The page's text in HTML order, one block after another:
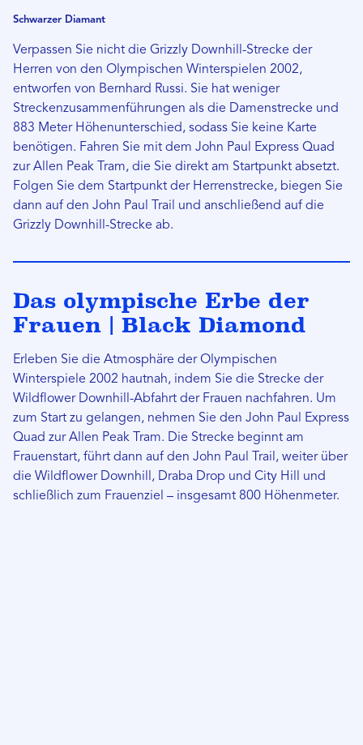
Schwarzer Diamant
Verpassen Sie nicht die Grizzly Downhill-Strecke der
Herren von den Olympischen Winterspielen 2002,
entworfen von Bernhard Russi. Sie hat weniger
Streckenzusammenführungen als die Damenstrecke und
883 Meter Höhenunterschied, sodass Sie keine Karte
benötigen. Fahren Sie mit dem John Paul Express Quad
zur Allen Peak Tram, die Sie direkt am Startpunkt absetzt.
Folgen Sie dem Startpunkt der Herrenstrecke, biegen Sie
dann auf den John Paul Trail und anschließend auf die
Grizzly Downhill-Strecke ab.
Das olympische Erbe der
Frauen | Black Diamond
Erleben Sie die Atmosphäre der Olympischen
Winterspiele 2002 hautnah, indem Sie die Strecke der
Wildflower Downhill-Abfahrt der Frauen nachfahren. Um
zum Start zu gelangen, nehmen Sie den John Paul Express
Quad zur Allen Peak Tram. Die Strecke beginnt am
Frauenstart, führt dann auf den John Paul Trail, weiter über
die Wildflower Downhill, Draba Drop und City Hill und
schließlich zum Frauenziel – insgesamt 800 Höhenmeter.